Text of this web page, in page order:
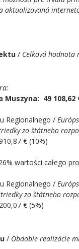
aktualizovaná
/ Celková
Muszyna: 49 108,62
Regionalnego /
zo štátneho
€ (10%)
wartości całego
Regionalnego /
zo štátneho
€ (5%)
/ Obdobie realizácie